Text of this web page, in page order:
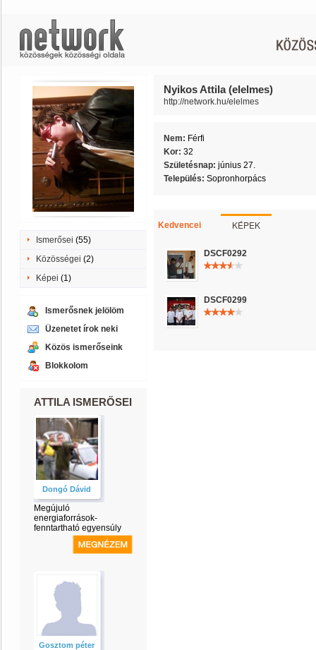
Ismerősei (55)
Közösségei (2)
Képei (1)
Ismerősnek jelölöm
Üzenetet írok neki
Közös ismerőseink
Blokkolom
ATTILA ISMERŐSEI
Dongó Dávid
Megújuló
energiaforrások-
fenntartható egyensúly
Gosztom péter
Nyikos Attila (elelmes)
http://network.hu/elelmes
Nem: Férfi
Kor: 32
Születésnap: június 27.
Település: Sopronhorpács
Kedvencei KÉPEK
DSCF0292
DSCF0299